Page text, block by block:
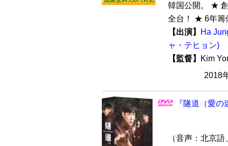
韓国公開。 ★
全台！ ★ 6年籌
【出演】
Ha
ャ・テヒョン)
【監督】
Kim
2018
『隧道（愛
（音声：北京